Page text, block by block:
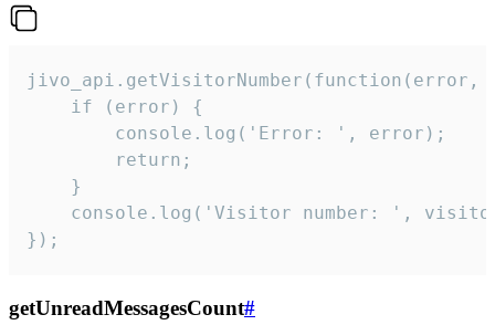
jivo_api.getVisitorNumber(function(error,
    if (error) {
        console.log('Error: ', error);
        return;
    }
console.log('Visitor number: ',
});
getUnreadMessagesCount#